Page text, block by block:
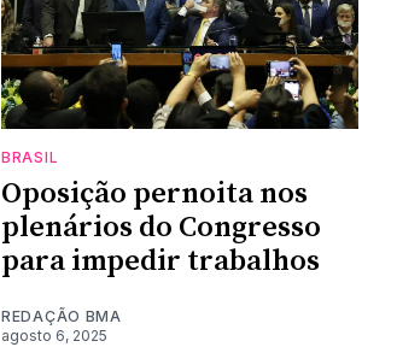
BRASIL
Oposição pernoita nos
plenários do Congresso
para impedir trabalhos
REDAÇÃO BMA
agosto 6, 2025